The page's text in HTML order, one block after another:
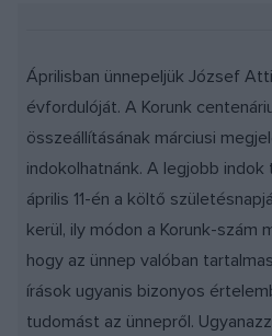
Áprilisban ünnepeljük József
évfordulóját. A Korunk
összeállításának márciusi
indokolhatnánk. A legjobb
április 11-én a költő
kerül, ily módon a Korunk-szám
hogy az ünnep valóban
írások ugyanis bizonyos
tudomást az ünnepről.